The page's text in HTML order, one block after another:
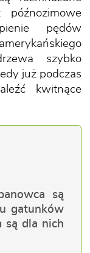
późnozimowe
pędów
szybko
już podczas
kwitnące
są
gatunków
są dla nich